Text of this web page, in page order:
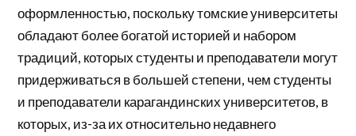
оформленностью, поскольку томские университеты
обладают более богатой историей и набором
традиций, которых студенты и преподаватели могут
придерживаться в большей степени, чем студенты
и преподаватели карагандинских университетов, в
которых, из-за их относительно недавнего